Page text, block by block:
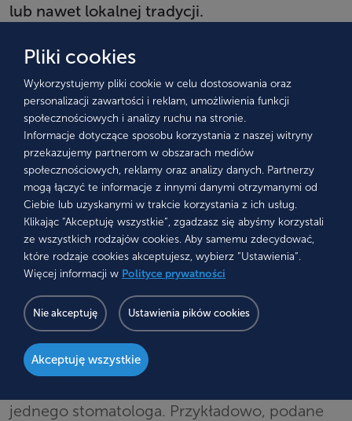
lub nawet lokalnej tradycji.
większości miejsc lub symboli w Polsce może
budować silne skojarzenia z danym regionem,
co może być szczególnie wartościowe, jeśli
Twój gabinet dentystyczny znajduje się w
turystycznej lokalizacji.
11. Nazwa a identyfikacja z
zespołem
Wybór nazwy, która zawiera nazwisko
założyciela, jest popularny wśród gabinetów
stomatologicznych, jednak warto rozważyć
nazwę, która oddaje ducha zespołu. Taka
strategia może wzmacniać wewnętrzną
kulturę firmy i podkreślać współpracę
jednego stomatologa. Przykładowo, podane
Pliki cookies
Wykorzystujemy pliki cookie w celu dostosowania oraz
personalizacji zawartości i reklam, umożliwienia funkcji
społecznościowych i analizy ruchu na stronie.
Informacje dotyczące sposobu korzystania z naszej witryny
przekazujemy partnerom w obszarach mediów
społecznościowych, reklamy oraz analizy danych. Partnerzy
mogą łączyć te informacje z innymi danymi otrzymanymi od
Ciebie lub uzyskanymi w trakcie korzystania z ich usług.
Klikając “Akceptuję wszystkie“, zgadzasz się abyśmy korzystali
ze wszystkich rodzajów cookies. Aby samemu zdecydować,
które rodzaje cookies akceptujesz, wybierz “Ustawienia“.
Więcej informacji w Polityce prywatności
Nie akceptuję Ustawienia pików cookies
Akceptuję wszystkie